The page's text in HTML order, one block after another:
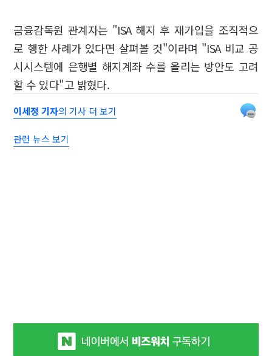
금융감독원 관계자는 "ISA 해지 후 재가입을 조직적으
로 행한 사례가 있다면 살펴볼 것"이라며 "ISA 비교 공
시시스템에 은행별 해지계좌 수를 올리는 방안도 고려
할 수 있다"고 밝혔다.
이세정 기자의 기사 더 보기
관련 뉴스 보기